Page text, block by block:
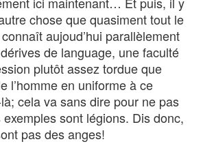
chose que quasiment tout le
aujoud’hui parallèlement
de language, une faculté
plutôt assez tordue que
l’homme en uniforme à ce
cela va sans dire pour ne pas
sont légions. Dis donc,
pas des anges!